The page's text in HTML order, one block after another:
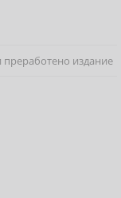
издание